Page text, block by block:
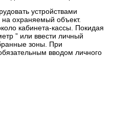
устройствами
на охраняемый объект.
кабинета-кассы. Покидая
” или ввести личный
зоны. При
вводом личного